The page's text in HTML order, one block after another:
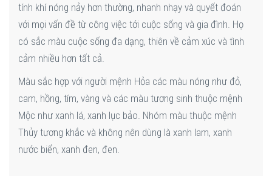
tính khí nóng nảy hơn thường, nhanh nhạy và quyết đoán
với mọi vấn đề từ công việc tới cuộc sống và gia đình. Họ
có sắc màu cuộc sống đa dạng, thiên về cảm xúc và tình
cảm nhiều hơn tất cả.
Màu sắc hợp với người mệnh Hỏa các màu nóng như đỏ,
cam, hồng, tím, vàng và các màu tương sinh thuộc mệnh
Mộc như xanh lá, xanh lục bảo. Nhóm màu thuộc mệnh
Thủy tương khắc và không nên dùng là xanh lam, xanh
nước biển, xanh đen, đen.